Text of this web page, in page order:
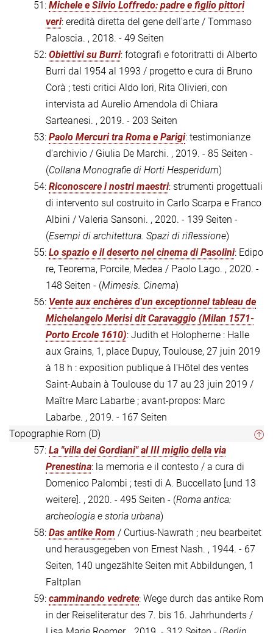
51: Michele e Silvio Loffredo: padre e figlio pittori
veri: eredità diretta del gene dell'arte / Tommaso
Paloscia. , 2018. - 49 Seiten
52: Obiettivi su Burri: fotografi e fotoritratti di Alberto
Burri dal 1954 al 1993 / progetto e cura di Bruno
Corà ; testi critici Aldo Iori, Rita Olivieri, con
intervista ad Aurelio Amendola di Chiara
Sarteanesi. , 2019. - 203 Seiten
53: Paolo Mercuri tra Roma e Parigi: testimonianze
d'archivio / Giulia De Marchi. , 2019. - 85 Seiten -
(Collana Monografie di Horti Hesperidum)
54: Riconoscere i nostri maestri: strumenti progettuali
di intervento sul costruito in Carlo Scarpa e Franco
Albini / Valeria Sansoni. , 2020. - 139 Seiten -
(Esempi di architettura. Spazi di riflessione)
55: Lo spazio e il deserto nel cinema di Pasolini: Edipo
re, Teorema, Porcile, Medea / Paolo Lago. , 2020. -
148 Seiten - (Mimesis. Cinema)
56: Vente aux enchères d'un exceptionnel tableau de
Michelangelo Merisi dit Caravaggio (Milan 1571-
Porto Ercole 1610): Judith et Holopherne : Halle
aux Grains, 1, place Dupuy, Toulouse, 27 juin 2019
à 18 h : exposition publique à l'Hôtel des ventes
Saint-Aubain à Toulouse du 17 au 23 juin 2019 /
Maître Marc Labarbe ; avant-propos: Marc
Labarbe. , 2019. - 167 Seiten
Topographie Rom (D)
57: La "villa dei Gordiani" al III miglio della via
Prenestina: la memoria e il contesto / a cura di
Domenico Palombi ; testi di A. Buccellato [und 13
weitere]. , 2020. - 495 Seiten - (Roma antica:
archeologia e storia urbana)
58: Das antike Rom / Curtius-Nawrath ; neu bearbeitet
und herausgegeben von Ernest Nash. , 1944. - 67
Seiten, 140 ungezählte Seiten mit Abbildungen, 1
Faltplan
59: camminando vedrete: Wege durch das antike Rom
in der Reiseliteratur des 7. bis 16. Jahrhunderts /